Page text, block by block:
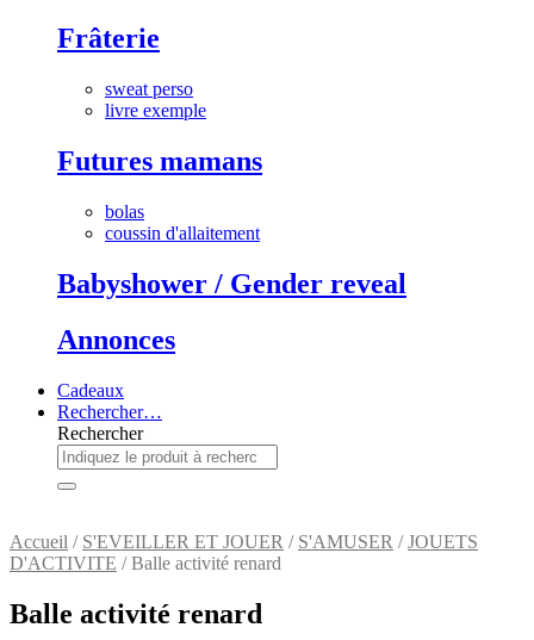
Frâterie
sweat perso
livre exemple
Futures mamans
bolas
coussin d'allaitement
Babyshower / Gender reveal
Annonces
Cadeaux
Rechercher…
Rechercher
Accueil / S'EVEILLER ET JOUER / S'AMUSER /JOUETS
D'ACTIVITE / Balle activité renard
Balle activité renard